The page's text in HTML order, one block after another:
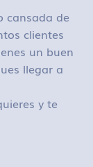
cansada de
clientes
un buen
llegar a
y te